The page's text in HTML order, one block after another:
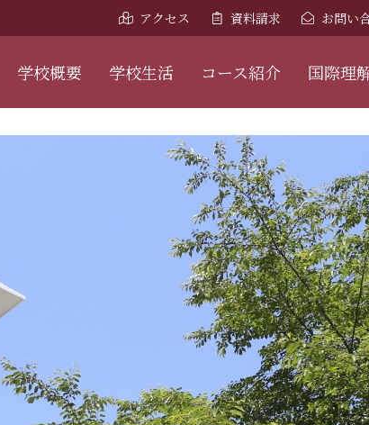
アクセス 資料請求 お問い
学校概要 学校生活 コース紹介 国際理